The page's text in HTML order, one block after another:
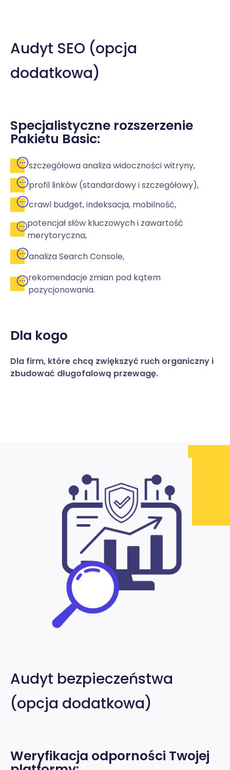
Audyt SEO (opcja
dodatkowa)
Specjalistyczne rozszerzenie
Pakietu Basic:
szczegółowa analiza widoczności witryny,
profil linków (standardowy i szczegółowy),
crawl budget, indeksacja, mobilność,
potencjał słów kluczowych i zawartość
merytoryczna,
analiza Search Console,
rekomendacje zmian pod kątem
pozycjonowania.
Dla kogo
Dla firm, które chcą zwiększyć ruch organiczny i
zbudować długofalową przewagę.
Audyt bezpieczeństwa
(opcja dodatkowa)
Weryfikacja odporności Twojej